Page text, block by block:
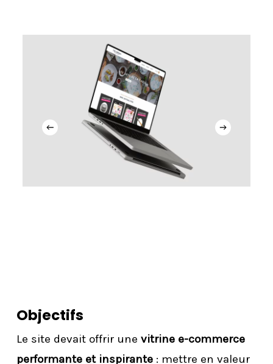
Objectifs
Le site devait offrir une vitrine e-commerce
performante et inspirante: mettre en valeur